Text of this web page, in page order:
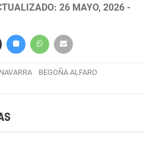
26 MAYO, 2026 -
BEGOÑA ALFARO